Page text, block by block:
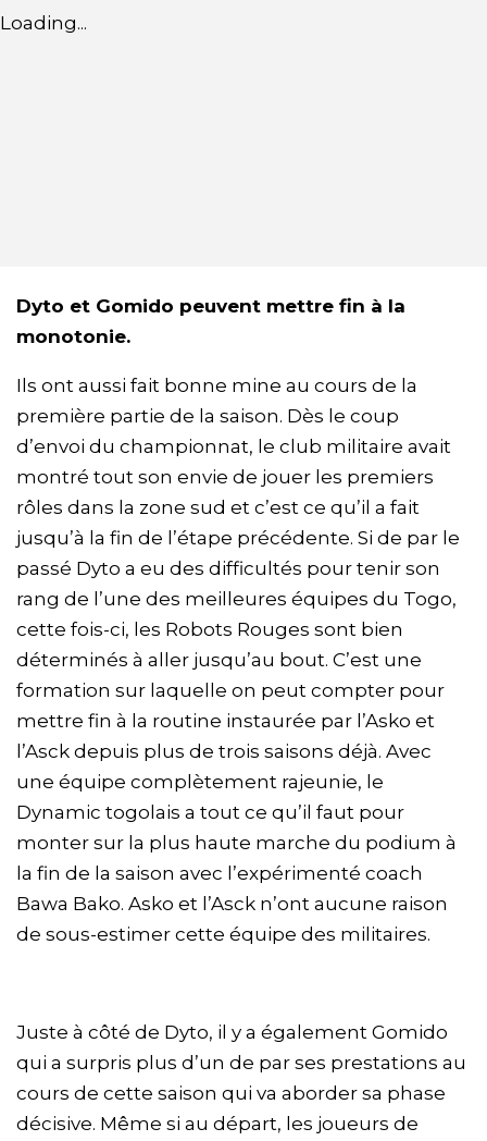
Loading...
Dyto et Gomido peuvent mettre fin à la
monotonie.
Ils ont aussi fait bonne mine au cours de la
première partie de la saison. Dès le coup
d’envoi du championnat, le club militaire avait
montré tout son envie de jouer les premiers
rôles dans la zone sud et c’est ce qu’il a fait
jusqu’à la fin de l’étape précédente. Si de par le
passé Dyto a eu des difficultés pour tenir son
rang de l’une des meilleures équipes du Togo,
cette fois-ci, les Robots Rouges sont bien
déterminés à aller jusqu’au bout. C’est une
formation sur laquelle on peut compter pour
mettre fin à la routine instaurée par l’Asko et
l’Asck depuis plus de trois saisons déjà. Avec
une équipe complètement rajeunie, le
Dynamic togolais a tout ce qu’il faut pour
monter sur la plus haute marche du podium à
la fin de la saison avec l’expérimenté coach
Bawa Bako. Asko et l’Asck n’ont aucune raison
de sous-estimer cette équipe des militaires.
Juste à côté de Dyto, il y a également Gomido
qui a surpris plus d’un de par ses prestations au
cours de cette saison qui va aborder sa phase
décisive. Même si au départ, les joueurs de